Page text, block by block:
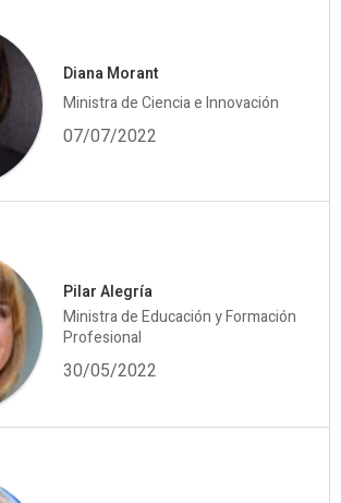
Diana Morant
Ministra de Ciencia e Innovación
07/07/2022
Pilar Alegría
Ministra de Educación y Formación
Profesional
30/05/2022